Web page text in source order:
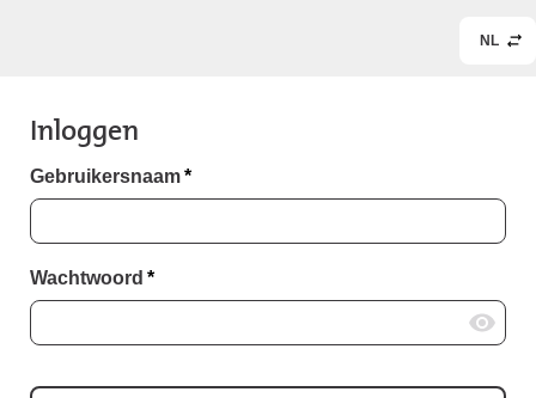
NL
Inloggen
Gebruikersnaam*
Wachtwoord *